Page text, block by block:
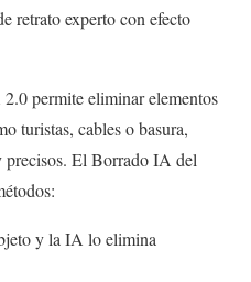
retrato experto con efecto
permite eliminar elementos
turistas, cables o basura,
precisos. El Borrado IA del
y la IA lo elimina